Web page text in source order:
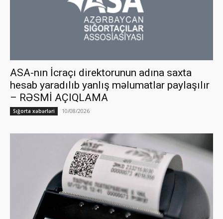
ASA-nın İcraçı direktorunun adına saxta
hesab yaradılıb yanlış məlumatlar paylaşılır
– RƏSMİ AÇIQLAMA
Sığorta xəbərləri 10/08/2026